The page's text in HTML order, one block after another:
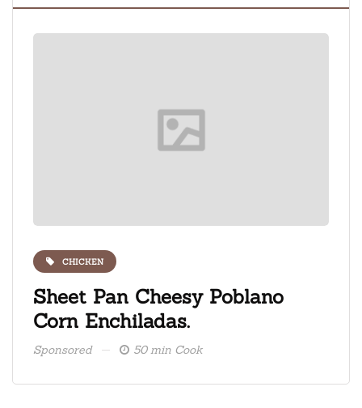
CHICKEN
Sheet Pan Cheesy Poblano
Corn Enchiladas.
Sponsored 50 min Cook